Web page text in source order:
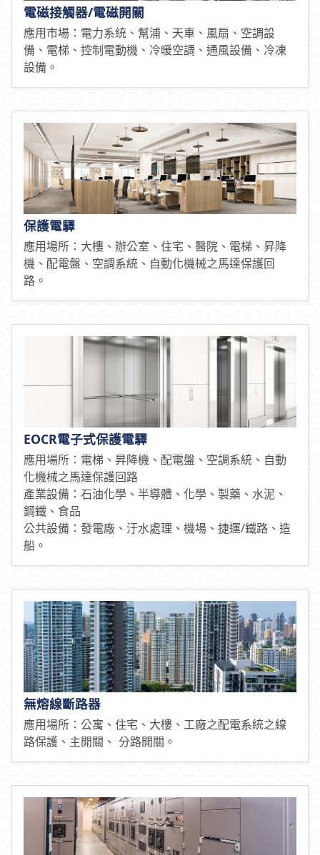
電磁接觸器/電磁開關
應用市場：電力系統、幫浦、天車、風扇、空調設
備、電梯、控制電動機、冷暖空調、通風設備、冷凍
設備。
保護電驛
應用場所：大樓、辦公室、住宅、醫院、電梯、昇降
機、配電盤、空調系統、自動化機械之馬達保護回
路。
EOCR電子式保護電驛
應用場所：電梯、昇降機、配電盤、空調系統、自動
化機械之馬達保護回路
產業設備：石油化學、半導體、化學、製藥、水泥、
鋼鐵、食品
公共設備：發電廠、汙水處理、機場、捷運/鐵路、造
船。
無熔線斷路器
應用場所：公寓、住宅、大樓、工廠之配電系統之線
路保護、主開關、 分路開關。